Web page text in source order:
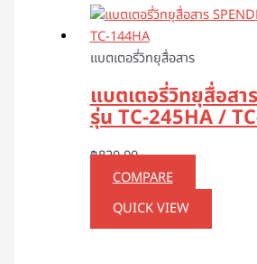
แบตเตอรี่วิทยุสื่อสาร
แบตเตอรี่วิทยุสื่อสา
รุ่น TC-245HA /
฿820.00
COMPARE
QUICK VIEW